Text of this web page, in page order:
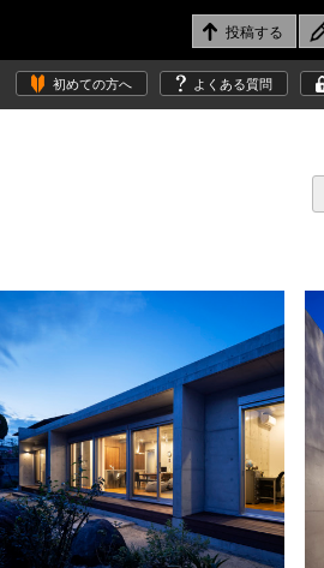
初めての方へ よくある質問